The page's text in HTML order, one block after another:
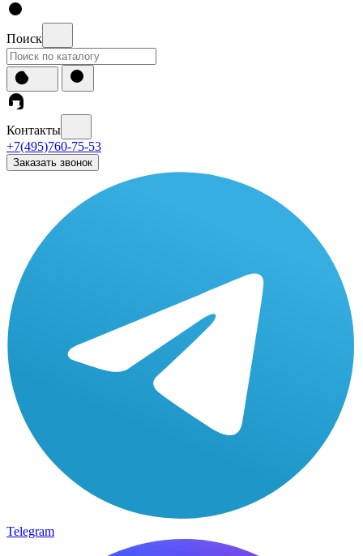
Поиск
Контакты
+7(495)760-75-53
Заказать звонок
Telegram